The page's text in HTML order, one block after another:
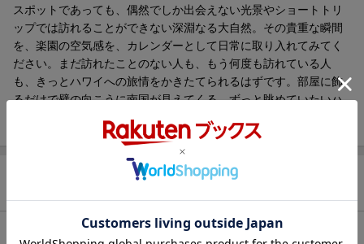
スポットであっても、偶然でしか出会えない光景やショートトリ
ップでは訪れることができない深淵なる大自然。その貴重な瞬間
を、楽園の空気感を、カレンダーとして日常に取り入れてみてく
ださい。まだ訪れたことのない人も、もう何度も訪れている人
も、きっとハワイへの旅情をかきたてられるはずです。部屋に飾
るだけで壁の向こうに南国が見えてくる、ずっと眺めていたいハ
ワイの風景カレンダーです。
5.00